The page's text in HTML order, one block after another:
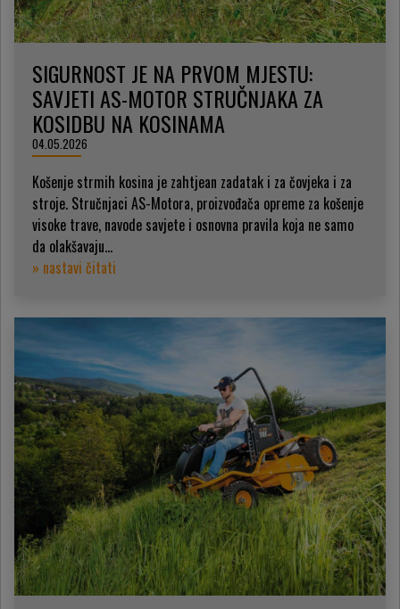
SIGURNOST JE NA PRVOM MJESTU:
SAVJETI AS-MOTOR STRUČNJAKA ZA
KOSIDBU NA KOSINAMA
04.05.2026
Košenje strmih kosina je zahtjean zadatak i za čovjeka i za
stroje. Stručnjaci AS-Motora, proizvođača opreme za košenje
visoke trave, navode savjete i osnovna pravila koja ne samo
da olakšavaju...
» nastavi čitati